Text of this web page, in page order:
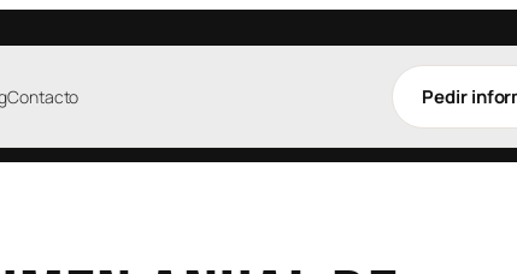
Contacto Pedir